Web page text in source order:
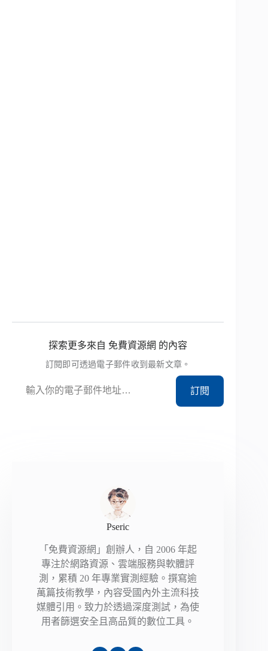
探索更多來自 免費資源網 的內容
訂閱即可透過電子郵件收到最新文章。
訂閱
Pseric
「免費資源網」創辦人，自 2006 年起
專注於網路資源、雲端服務與軟體評
測，累積 20 年專業實測經驗。撰寫逾
萬篇技術教學，內容受國內外主流科技
媒體引用。致力於透過深度測試，為使
用者篩選安全且高品質的數位工具。